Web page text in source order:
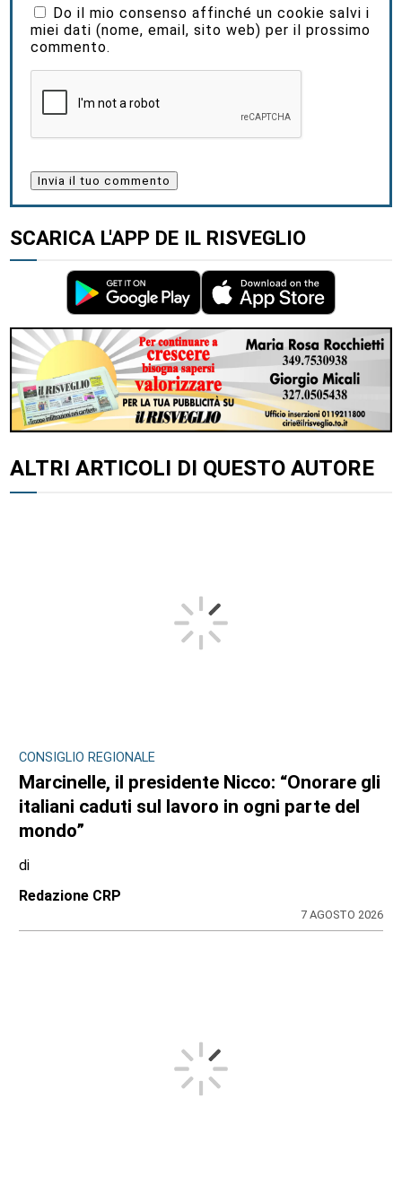
Do il mio consenso affinché un cookie salvi i
miei dati (nome, email, sito web) per il prossimo
commento.
SCARICA L'APP DE IL RISVEGLIO
ALTRI ARTICOLI DI QUESTO AUTORE
CONSIGLIO REGIONALE
Marcinelle, il presidente Nicco: “Onorare gli
italiani caduti sul lavoro in ogni parte del
mondo”
di
Redazione CRP
7 AGOSTO 2026